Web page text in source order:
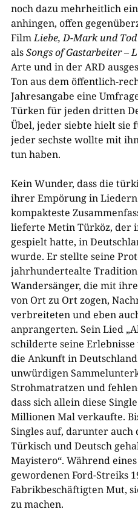
noch dazu mehrheitlich
anhingen, offen
FilmLiebe, D-Mark und Tod
alsSongs of Gastarbeiter –
Arte und in der ARD
Ton aus dem öffentlich-
Jahresangabe eine
Türken für jeden dritten
Übel, jeder siebte hielt sie
jeder sechste wollte mit
tun haben.
Kein Wunder, dass die
ihrer Empörung in
kompakteste
lieferte Metin Türköz, der
gespielt hatte, in
wurde. Er stellte seine
jahrhundertealte Tradition
Wandersänger, die mit
von Ort zu Ort zogen,
verbreiteten und eben
anprangerten. Sein Lied
schilderte seine
die Ankunft in
unwürdigen
Strohmatratzen und
dass sich allein diese
Millionen Mal verkaufte.
Singles auf, darunter auch
Türkisch und Deutsch
Mayistero“. Während
gewordenen Ford-Streiks
Fabrikbeschäftigten Mut,
zu machen.